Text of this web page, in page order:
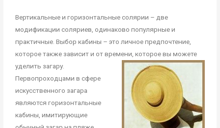
Вертикальные и горизонтальные солярии – две
модификации соляриев, одинаково популярные и
практичные. Выбор кабины – это личное предпочтение,
которое также зависит и от времени,которое вы можете
уделить загару.
Первопроходцами в сфере
искусственного загара
являются горизонтальные
кабины, имитирующие